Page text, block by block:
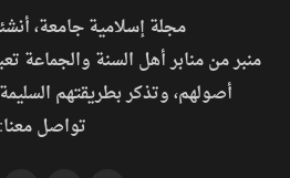
مجلة إسلامية جامعة، أنشئت
منبر من منابر أهل السنة والجماعة
أصولهم، وتذكر بطريقتهم
تواصل معنا: